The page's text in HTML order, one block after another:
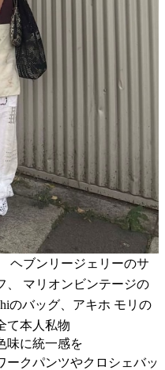
ヘブンリージェリーのサ
、 マリオンビンテージの
のバッグ、アキホ モリの
て本人私物
味に統一感を
ークパンツやクロシェバッ